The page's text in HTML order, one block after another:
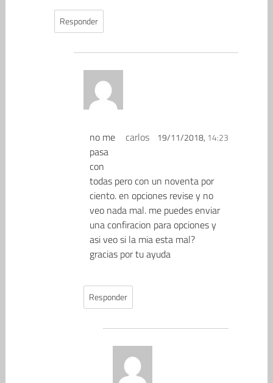
Responder
carlos 19/11/2018, 14:23
no me
pasa
con
todas pero con un noventa por
ciento. en opciones revise y no
veo nada mal. me puedes enviar
una confiracion para opciones y
asi veo si la mia esta mal?
gracias por tu ayuda
Responder